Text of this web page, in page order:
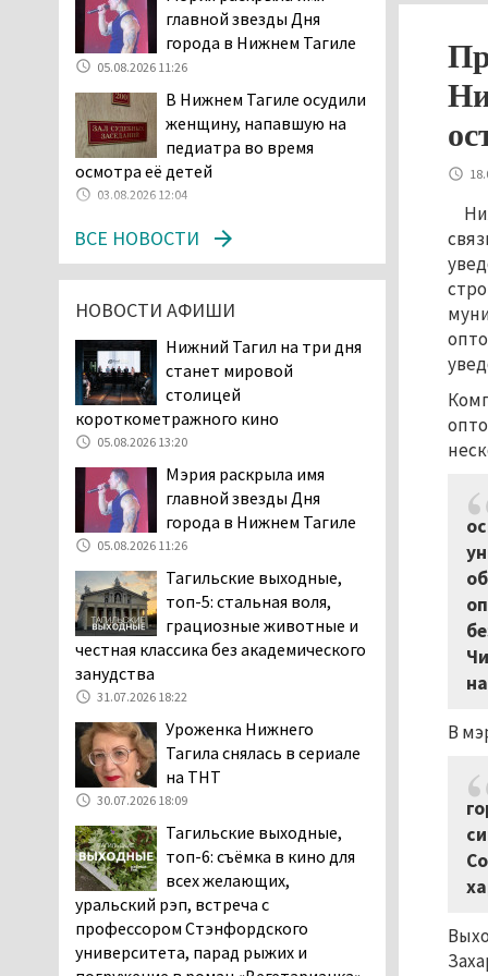
В
начала купального сезона
погиб 21 человек
05.08.2026 14:05
Нижний Тагил на три дня
станет мировой
столицей
короткометражного кино
05.08.2026 13:20
Мэрия раскрыла имя
главной звезды Дня
города в Нижнем Тагиле
05.08.2026 11:26
разыскивают 45-летнего
Виталия Говорухина
05.08.2026 11:10
Во втором квартале
мошенники украли у
клиентов российских банков 7,4 млрд
рублей
Жителей центра Нижнего
Тагила напугала система
оповещения о
заложенной бомбе
04.08.2026 17:57
движение здесь очень
опасно: машин, которые
надо пропускать, почти не видно».
Тагильчане пожаловались на плохой
обзор из-за высокой травы у дороги
на перекрёстке улиц Серова и
Первомайской
04.08.2026 16:53
Отлавливать собак в
Нижнем Тагиле будут
главной звезды Дня
города в Нижнем Тагиле
05.08.2026 11:26
В Нижнем Тагиле осудили
женщину, напавшую на
педиатра во время
осмотра её детей
03.08.2026 12:04
ВСЕ НОВОСТИ
НОВОСТИ АФИШИ
Нижний Тагил на три дня
станет мировой
столицей
короткометражного кино
05.08.2026 13:20
Мэрия раскрыла имя
главной звезды Дня
города в Нижнем Тагиле
05.08.2026 11:26
Тагильские выходные,
топ-5: стальная воля,
грациозные животные и
честная классика без академического
занудства
31.07.2026 18:22
Уроженка Нижнего
Тагила снялась в сериале
на ТНТ
30.07.2026 18:09
Тагильские выходные,
топ-6: съёмка в кино для
всех желающих,
уральский рэп, встреча с
профессором Стэнфордского
университета, парад рыжих и